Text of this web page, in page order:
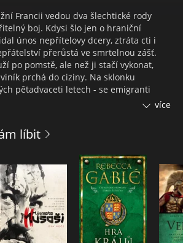
Francii vedou dva šlechtické rody
boj. Kdysi šlo jen o hraniční
únos nepřítelovy dcery, ztráta cti i
přerůstá ve smrtelnou zášť.
po pomstě, ale než ji stačí vykonat,
prchá do ciziny. Na sklonku
pětadvaceti letech - se emigranti
zášť znovu vzplane - tím silněji, že
mít nic společného. Tlak rodiny
více
líbit